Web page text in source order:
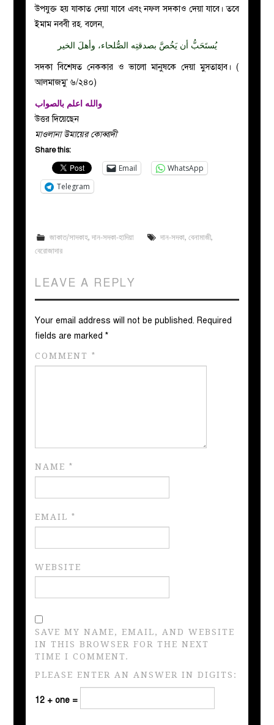
উপযুক্ত হয় যাকাত দেয়া যাবে এবং নফল সদকাও দেয়া যাবে। তবে
ইমাম নববী রহ. বলেন,
يُستَحَبُّ أن يَخُصَّ بصدقتِه الصُّلحاء، وأهلَ الخير
সদকা বিশেষত নেককার ও ভালো মানুষকে দেয়া মুসতাহাব। (
আলমাজমু’ ৬/২৪০)
والله اعلم بالصواب
উত্তর দিয়েছেন
মাওলানা উমায়ের কোব্বাদী
Share this:
Email
WhatsApp
Telegram
জাকাত/সাদকাহ, দান-সদকা-হাদিয়া দান-সদকা, বেনামাজী,
বেরোজাদার
LEAVE A REPLY
Your email address will not be published. Required
fields are marked*
COMMENT*
NAME*
EMAIL*
WEBSITE
SAVE MY NAME, EMAIL, AND WEBSITE
IN THIS BROWSER FOR THE NEXT
TIME I COMMENT.
PLEASE ENTER AN ANSWER IN DIGITS:
12 + one =